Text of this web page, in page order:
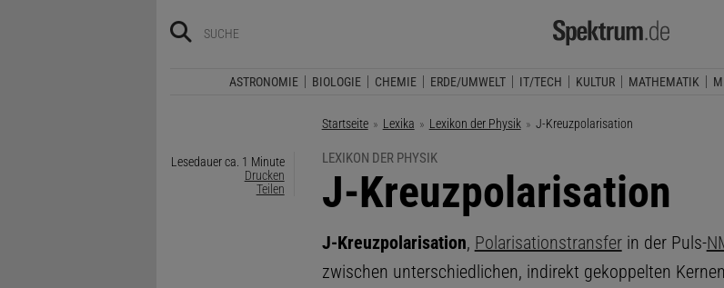
ASTRONOMIE BIOLOGIE CHEMIE ERDE/UMWELT IT/TECH KULTUR MATHEMATIK
Startseite Lexika Lexikon der Physik Aktuelle Seite:
J-Kreuzpolarisation
Lesedauer ca. 1 Minute
Drucken
Teilen
LEXIKON DER PHYSIK
:
J-Kreuzpolarisation
J-Kreuzpolarisation, Polarisationstransferin der Puls-
zwischen unterschiedlichen, indirekt gekoppelten